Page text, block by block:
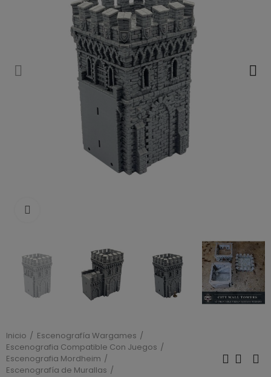
Inicio
Escenografía Wargames
Escenografia Compatible Con Juegos
Escenografia Mordheim
Escenografía de Murallas